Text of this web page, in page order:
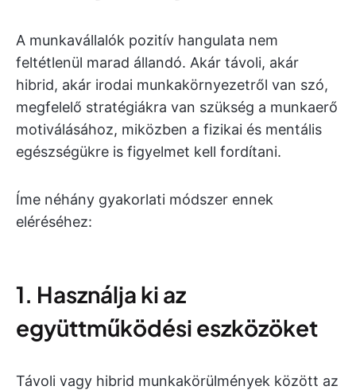
A munkavállalók pozitív hangulata nem
feltétlenül marad állandó. Akár távoli, akár
hibrid, akár irodai munkakörnyezetről van szó,
megfelelő stratégiákra van szükség a munkaerő
motiválásához, miközben a fizikai és mentális
egészségükre is figyelmet kell fordítani.
Íme néhány gyakorlati módszer ennek
eléréséhez:
1. Használja ki az
együttműködési eszközöket
Távoli vagy hibrid munkakörülmények között az